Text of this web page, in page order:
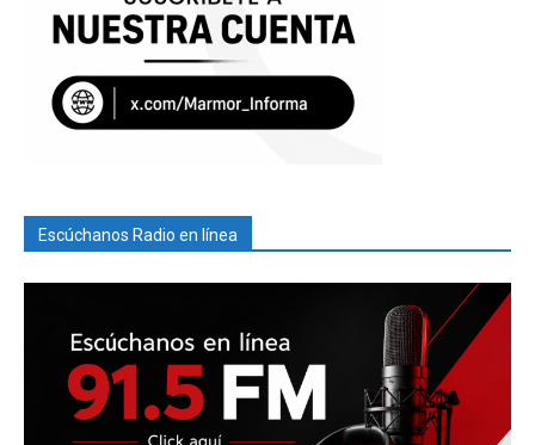
Escúchanos Radio en línea